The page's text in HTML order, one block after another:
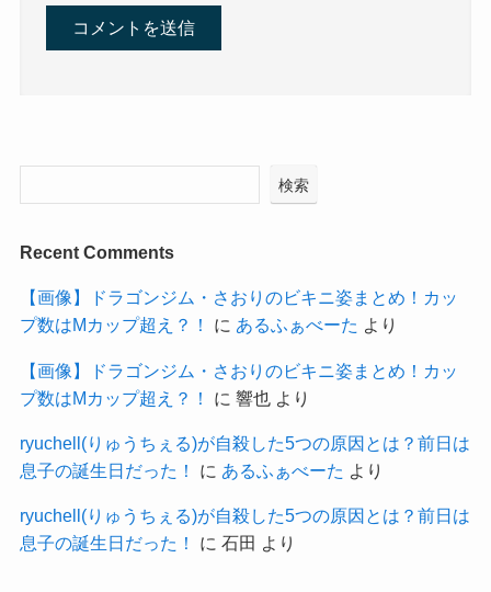
検索
Recent Comments
【画像】ドラゴンジム・さおりのビキニ姿まとめ！カッ
プ数はMカップ超え？！
に あるふぁべーた より
【画像】ドラゴンジム・さおりのビキニ姿まとめ！カッ
プ数はMカップ超え？！
に 響也 より
ryuchell(りゅうちぇる)が自殺した5つの原因とは？前日は
息子の誕生日だった！
に あるふぁべーた より
ryuchell(りゅうちぇる)が自殺した5つの原因とは？前日は
息子の誕生日だった！
に 石田 より